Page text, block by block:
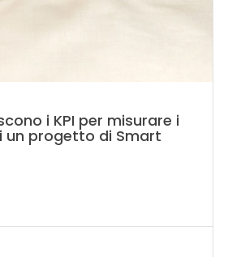
i KPI per misurare i
un progetto di Smart